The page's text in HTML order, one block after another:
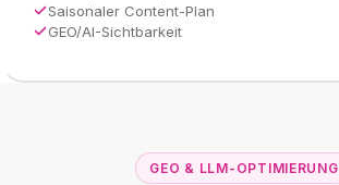
Saisonaler Content-Plan
GEO/AI-Sichtbarkeit
GEO & LLM-OPTIMIERUNG